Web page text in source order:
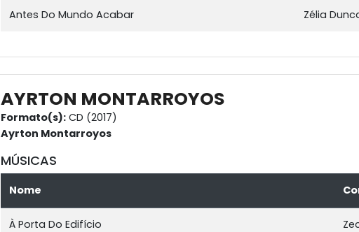
Antes Do Mundo Acabar Zélia
AYRTON MONTARROYOS
Formato(s): CD (2017)
Ayrton Montarroyos
MÚSICAS
Nome
À Porta Do Edifício